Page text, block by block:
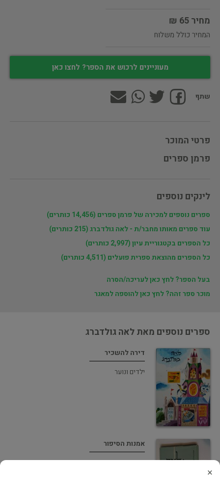
מחיר 65 ₪
המחיר כולל משלוח
מעוניינים לרכוש את הספר? לחצו כאן
שתף
פרטי המוכר
פרמן ספרים
לינקים נוספים
ספרים נוספים למכירה של פרמן ספרים (14,456 כותרים)
עוד ספרים מאותו מחבר/ת - לאה גולדברג (215 כותרים)
כל הספרים בקטגוריית עיון (2,997 כותרים)
כל הספרים מהוצאת ספרית פועלים (4,511 כותרים)
בעל הספר? לחץ כאן לעריכה/הסרה
מוכר ספר זהה? לחץ כאן להוספה למאגר
ספרים נוספים מאת לאה גולדברג
דירה להשכיר
ילדים ונוער
אמנות הסיפור
ביקורת ספרותית
×